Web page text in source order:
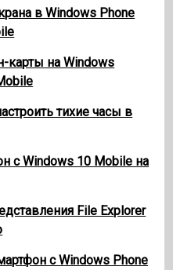
в Windows Phone
карты на Windows
тихие часы в
с Windows 10 Mobile на
File Explorer
с Windows Phone